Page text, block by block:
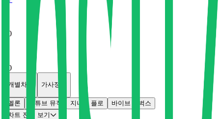
0
0
개별차트 가사정보
멜론 유튜브 뮤직 지니 플로 바이브
벅스
차트 전체 보기